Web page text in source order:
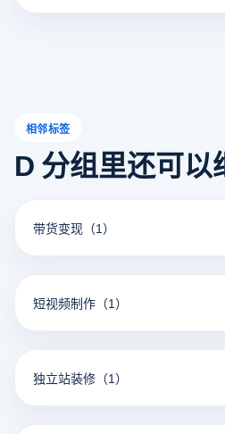
相邻标签
D 分组里还可
带货变现 （1）
短视频制作 （1）
独立站装修 （1）